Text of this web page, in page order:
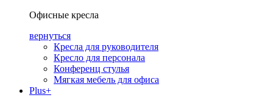
Офисные кресла
вернуться
Кресла для руководителя
Кресло для персонала
Конференц стулья
Мягкая мебель для офиса
Plus+